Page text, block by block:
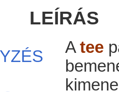
LEÍRÁS
Atee